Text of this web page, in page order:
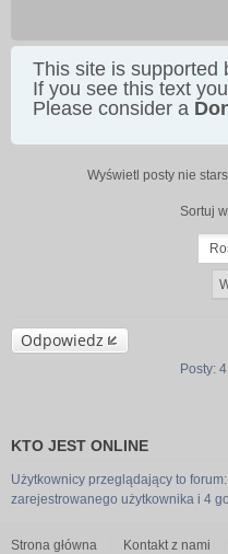
This site is supported
If you see this text
Please consider a
Wyświetl posty nie
Sortuj
Odpowiedz
Posty:
KTO JEST ONLINE
Użytkownicy przeglądający to
zarejestrowanego użytkownika i 4
Strona główna Kontakt z nami